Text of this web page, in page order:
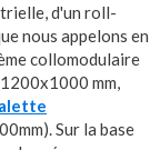
d'un roll-
nous appelons en
collomodulaire
mm,
Sur la base